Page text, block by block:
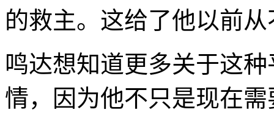
的救主。这给了他以前
鸣达想知道更多关于这
情，因为他不只是现在